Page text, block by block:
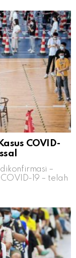
COVID-
–
19 – telah